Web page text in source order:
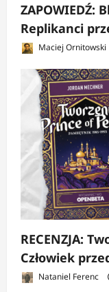
ZAPOWIEDŹ:
Replikanci
Maciej Ornitowski
RECENZJA:
Człowiek
Nataniel Ferenc